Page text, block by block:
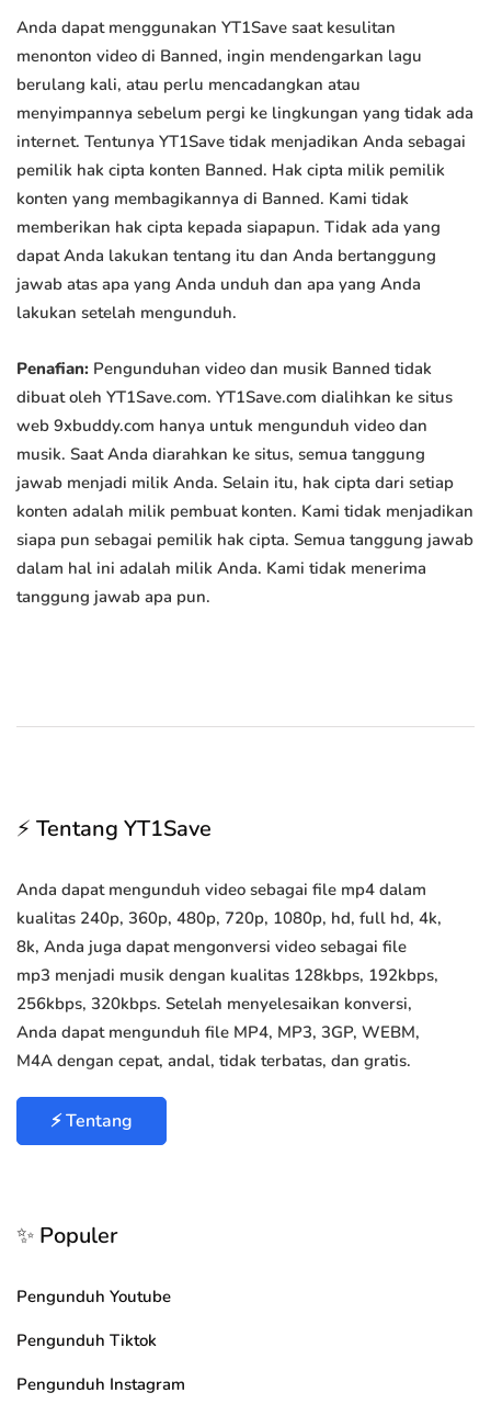
Anda dapat menggunakan YT1Save saat kesulitan
menonton video di Banned, ingin mendengarkan lagu
berulang kali, atau perlu mencadangkan atau
menyimpannya sebelum pergi ke lingkungan yang tidak ada
internet. Tentunya YT1Save tidak menjadikan Anda sebagai
pemilik hak cipta konten Banned. Hak cipta milik pemilik
konten yang membagikannya di Banned. Kami tidak
memberikan hak cipta kepada siapapun. Tidak ada yang
dapat Anda lakukan tentang itu dan Anda bertanggung
jawab atas apa yang Anda unduh dan apa yang Anda
lakukan setelah mengunduh.
Penafian: Pengunduhan video dan musik Banned tidak
dibuat oleh YT1Save.com. YT1Save.com dialihkan ke situs
web 9xbuddy.com hanya untuk mengunduh video dan
musik. Saat Anda diarahkan ke situs, semua tanggung
jawab menjadi milik Anda. Selain itu, hak cipta dari setiap
konten adalah milik pembuat konten. Kami tidak menjadikan
siapa pun sebagai pemilik hak cipta. Semua tanggung jawab
dalam hal ini adalah milik Anda. Kami tidak menerima
tanggung jawab apa pun.
⚡ Tentang YT1Save
Anda dapat mengunduh video sebagai file mp4 dalam
kualitas 240p, 360p, 480p, 720p, 1080p, hd, full hd, 4k,
8k, Anda juga dapat mengonversi video sebagai file
mp3 menjadi musik dengan kualitas 128kbps, 192kbps,
256kbps, 320kbps. Setelah menyelesaikan konversi,
Anda dapat mengunduh file MP4, MP3, 3GP, WEBM,
M4A dengan cepat, andal, tidak terbatas, dan gratis.
⚡ Tentang
✨ Populer
Pengunduh Youtube
Pengunduh Tiktok
Pengunduh Instagram